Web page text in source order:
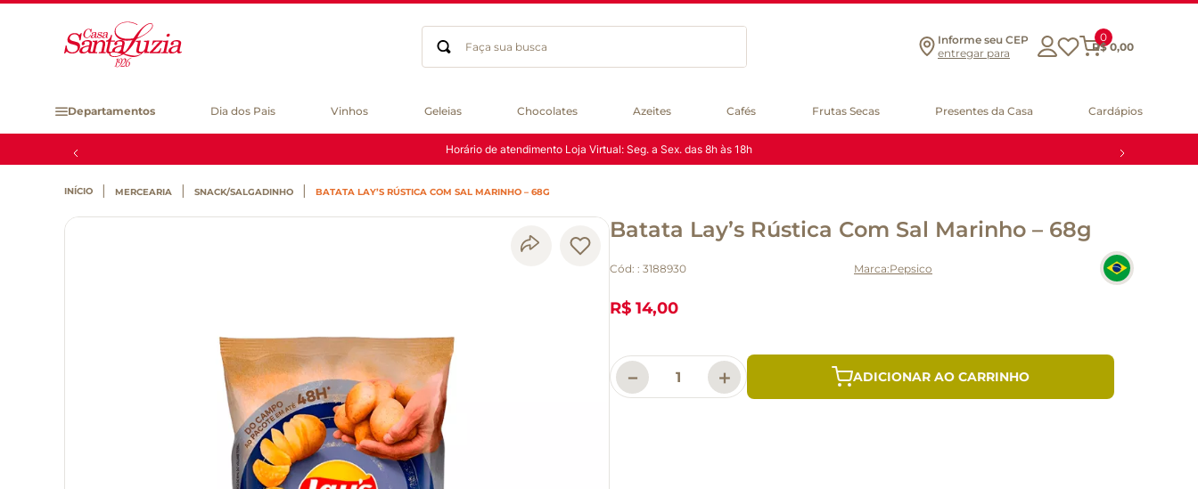
Faça sua busca
Informe seu CEP
entregar para
0
R$ 0,00
Departamentos Dia dos Pais Vinhos Geleias Chocolates Azeites Cafés Frutas Secas Presentes da Casa Cardápios
Horário de atendimento Loja Virtual: Seg. a Sex. das 8h às 18h
MERCEARIA SNACK/SALGADINHO BATATA LAY’S RÚSTICA COM SAL MARINHO – 68G
Batata Lay’s Rústica Com Sal Marinho – 68g
Cód: : 3188930 Pepsico
R$ 14,00
＋
－ ADICIONAR AO CARRINHO
gluten
chá
macarrão